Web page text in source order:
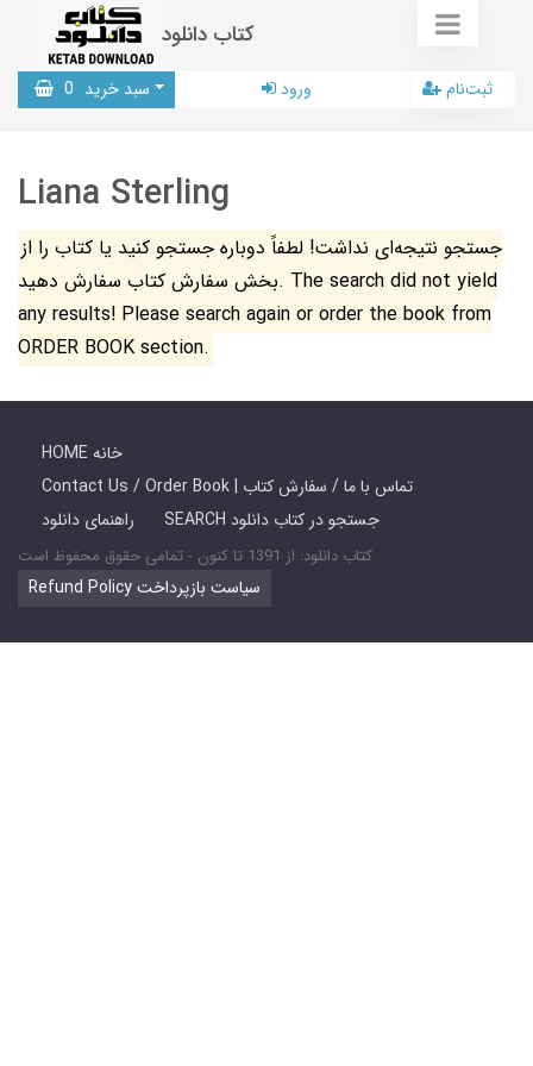
کتاب دانلود
سبد خرید 0 ورود ثبت‌نام
Liana Sterling
جستجو نتیجه‌ای نداشت! لطفاً دوباره جستجو کنید یا کتاب را از
بخش سفارش کتاب سفارش دهید. The search did not yield
any results! Please search again or order the book from
ORDER BOOK section.
HOME خانه
Contact Us / Order Book | تماس با ما / سفارش کتاب
راهنمای دانلود
SEARCH جستجو در کتاب دانلود
کتاب دانلود: از 1391 تا کنون - تمامی حقوق محفوظ است
Refund Policy سیاست بازپرداخت